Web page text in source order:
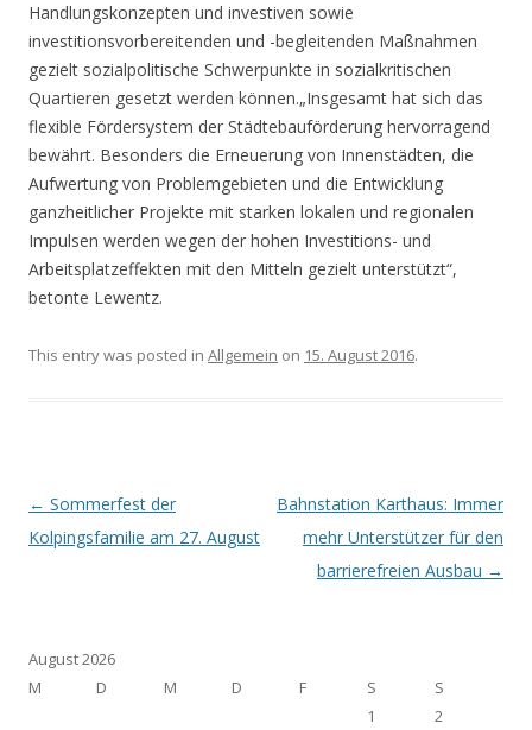
Handlungskonzepten und investiven sowie
investitionsvorbereitenden und -begleitenden Maßnahmen
gezielt sozialpolitische Schwerpunkte in sozialkritischen
Quartieren gesetzt werden können.„Insgesamt hat sich das
flexible Fördersystem der Städtebauförderung hervorragend
bewährt. Besonders die Erneuerung von Innenstädten, die
Aufwertung von Problemgebieten und die Entwicklung
ganzheitlicher Projekte mit starken lokalen und regionalen
Impulsen werden wegen der hohen Investitions- und
Arbeitsplatzeffekten mit den Mitteln gezielt unterstützt“,
betonte Lewentz.
This entry was posted in Allgemein on 15. August 2016.
Post navigation
← Sommerfest der
Kolpingsfamilie am 27. August
Bahnstation Karthaus: Immer
mehr Unterstützer für den
barrierefreien Ausbau →
August 2026
M
D M D F S
S
1
2